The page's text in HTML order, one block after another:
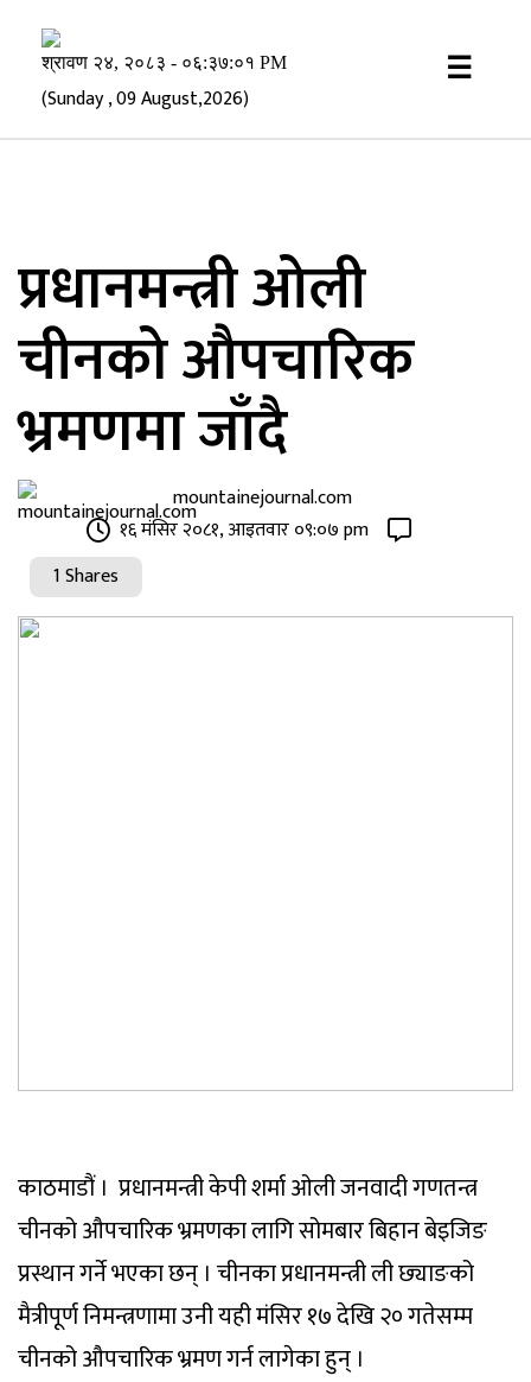
(Sunday , 09 August,2026)
☰
प्रधानमन्त्री ओली
चीनको औपचारिक
भ्रमणमा जाँदै
mountainejournal.com
१६ मंसिर २०८१, आइतवार ०९:०७ pm
1 Shares
काठमाडौं । प्रधानमन्त्री केपी शर्मा ओली जनवादी गणतन्त्र
चीनको औपचारिक भ्रमणका लागि सोमबार बिहान बेइजिङ
प्रस्थान गर्ने भएका छन् । चीनका प्रधानमन्त्री ली छ्याङको
मैत्रीपूर्ण निमन्त्रणामा उनी यही मंसिर १७ देखि २० गतेसम्म
चीनको औपचारिक भ्रमण गर्न लागेका हुन् ।